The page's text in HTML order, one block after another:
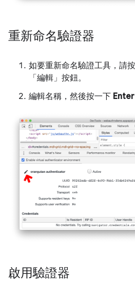
重新命名驗證器
如要重新命名驗證工具，請
「編輯」 按鈕。
編輯名稱，然後按一下 Enter
啟用驗證器